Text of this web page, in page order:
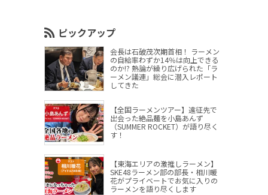
ピックアップ
会長は石破茂次期首相！ ラーメン
の自給率わずか14％は向上できる
のか!? 熱論が繰り広げられた「ラ
ーメン議連」総会に潜入レポート
してきた
【全国ラーメンツアー】遠征先で
出会った絶品麺を小島あんず
（SUMMER ROCKET）が語り尽く
す！
【東海エリアの激推しラーメン】
SKE48ラーメン部の部長・相川暖
花がプライベートでお気に入りの
ラーメンを語り尽くします